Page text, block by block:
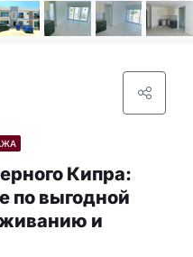
Кипра:
по выгодной
и